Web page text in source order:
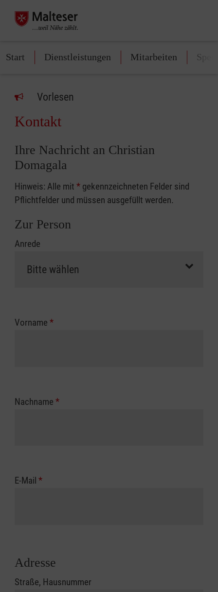
Start Dienstleistungen Mitarbeiten
Vorlesen
Kontakt
Ihre Nachricht an Christian
Domagala
Hinweis: Alle mit * gekennzeichneten Felder sind
Pflichtfelder und müssen ausgefüllt werden.
Zur Person
Anrede
Vorname *
Nachname *
E-Mail *
Adresse
Straße, Hausnummer